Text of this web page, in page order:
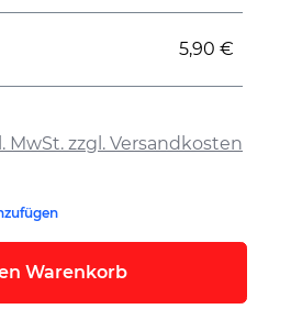
MwSt. zzgl. Versandkosten
5,90 €
Warenkorb